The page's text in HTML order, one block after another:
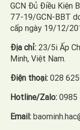
GCN Đủ Điều Kiện
77-19/GCN-BBT
cấp ngày 19/12/
Địa chỉ: 23/5i Ấp
Minh, Việt Nam.
Điện thoại: 028
Hotline/Zalo: 0985
Email: